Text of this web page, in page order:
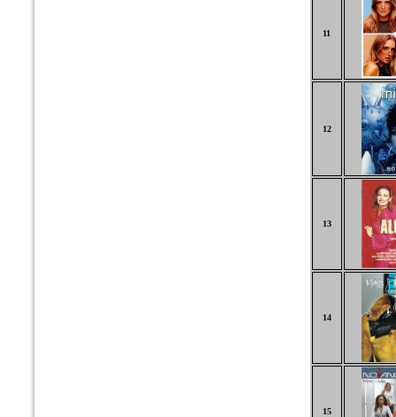
11
12
13
14
15